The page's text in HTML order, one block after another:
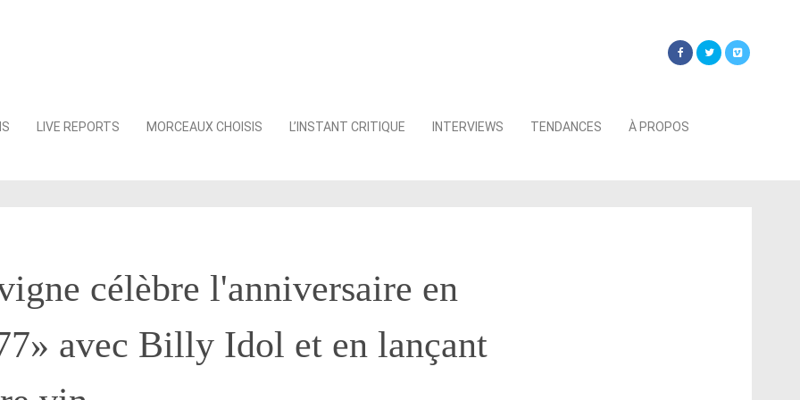
LIVE REPORTS MORCEAUX CHOISIS L’INSTANT CRITIQUE INTERVIEWS TENDANCES À PROPOS
célèbre l'anniversaire en
avec Billy Idol et en lançant